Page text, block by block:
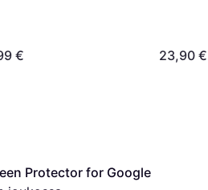
€ 23,90 €
Protector for Google